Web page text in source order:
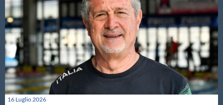
16 Luglio 2026